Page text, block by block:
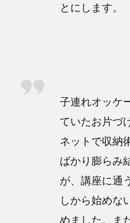
とにします。
子連れオッケ
ていたお片づ
ネットで収納
ばかり膨らみ
が、講座に通
しから始めな
めました。ま